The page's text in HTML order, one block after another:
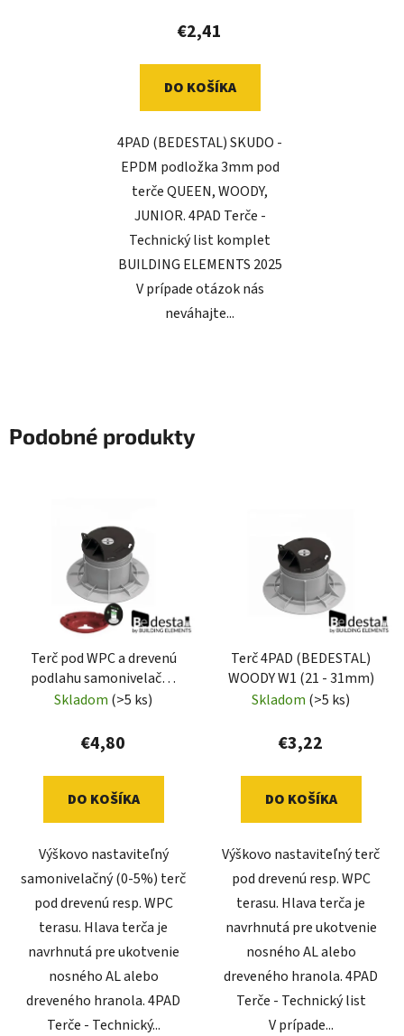
€2,41
DO KOŠÍKA
4PAD (BEDESTAL) SKUDO -
EPDM podložka 3mm pod
terče QUEEN, WOODY,
JUNIOR. 4PAD Terče -
Technický list komplet
BUILDING ELEMENTS 2025
V prípade otázok nás
neváhajte...
Podobné produkty
Terč pod WPC a drevenú
podlahu samonivelačný
4PAD (BEDESTAL)
Skladom (>5 ks)
€4,80
DO KOŠÍKA
Výškovo nastaviteľný
samonivelačný (0-5%) terč
pod drevenú resp. WPC
terasu. Hlava terča je
navrhnutá pre ukotvenie
nosného AL alebo
dreveného hranola. 4PAD
Terče - Technický...
Terč 4PAD (BEDESTAL)
WOODY W1 (21 - 31mm)
Skladom (>5 ks)
€3,22
DO KOŠÍKA
Výškovo nastaviteľný terč
pod drevenú resp. WPC
terasu. Hlava terča je
navrhnutá pre ukotvenie
nosného AL alebo
dreveného hranola. 4PAD
Terče - Technický list
V prípade...